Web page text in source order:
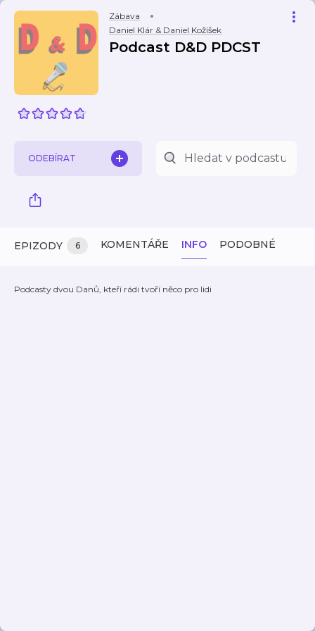
Zábava
Daniel Klár & Daniel Kožíšek
Podcast D&D PDCST
ODEBÍRAT
EPIZODY 6 KOMENTÁŘE INFO PODOBNÉ
Podcasty dvou Danů, kteří rádi tvoří něco pro lidi